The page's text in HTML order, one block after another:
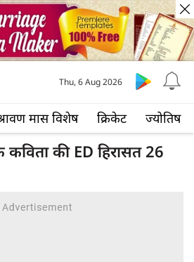
मास विशेष क्रिकेट ज्योतिष
Thu, 6 Aug 2026
की ED हिरासत 26